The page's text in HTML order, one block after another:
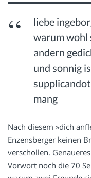
liebe
warum wohl
andern
und sonnig
mang
Nach diesem »dich
Enzensberger keinen
verschollen.
Vorwort noch die 70